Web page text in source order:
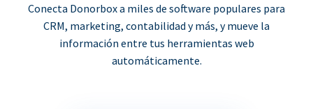
Conecta Donorbox a miles de software populares para
CRM, marketing, contabilidad y más, y mueve la
información entre tus herramientas web
automáticamente.